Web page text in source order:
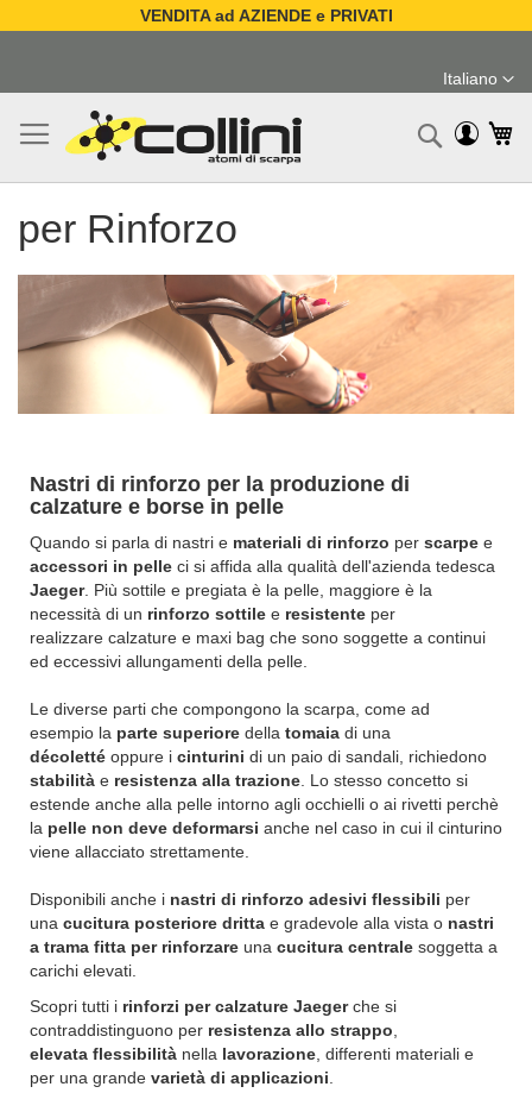
VENDITA ad AZIENDE e PRIVATI
contenuto
Lingua
Italiano
per Rinforzo
Nastri di rinforzo per la produzione di
calzature e borse in pelle
Quando si parla di nastri e materiali di rinforzo per scarpe e
accessori in pelle ci si affida alla qualità dell'azienda tedesca
Jaeger. Più sottile e pregiata è la pelle, maggiore è la
necessità di un rinforzo sottile e resistente per
realizzare calzature e maxi bag che sono soggette a continui
ed eccessivi allungamenti della pelle.
Le diverse parti che compongono la scarpa, come ad
esempio la parte superiore della tomaia di una
décoletté oppure i cinturini di un paio di sandali, richiedono
stabilità e resistenza alla trazione . Lo stesso concetto si
estende anche alla pelle intorno agli occhielli o ai rivetti perchè
la pelle non deve deformarsi anche nel caso in cui il cinturino
viene allacciato strettamente.
Disponibili anche i nastri di rinforzo adesivi flessibili per
una cucitura posteriore dritta e gradevole alla vista o nastri
a trama fitta per rinforzare una cucitura centrale soggetta a
carichi elevati.
Scopri tutti i rinforzi per calzature Jaegerche si
contraddistinguono per resistenza allo strappo
elevata flessibilità nella lavorazione , differenti materiali e
per una grande varietà di applicazioni